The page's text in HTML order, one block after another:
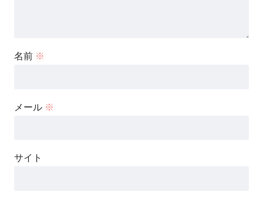
名前 ※
メール ※
サイト